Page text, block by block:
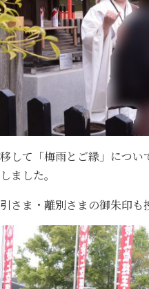
して「梅雨とご縁」につ
ました。
さま・離別さまの御朱印も